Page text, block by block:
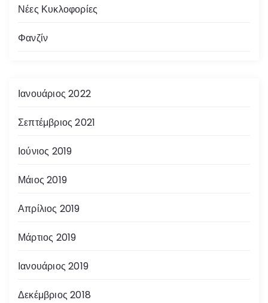
Νέες Κυκλοφορίες
Φανζίν
Ιανουάριος 2022
Σεπτέμβριος 2021
Ιούνιος 2019
Μάιος 2019
Απρίλιος 2019
Μάρτιος 2019
Ιανουάριος 2019
Δεκέμβριος 2018